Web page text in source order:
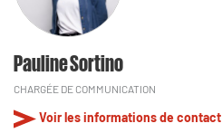
Pauline Sortino
CHARGÉE DE COMMUNICATION
Voir les informations de contact